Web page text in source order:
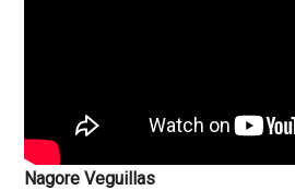
Nagore Veguillas